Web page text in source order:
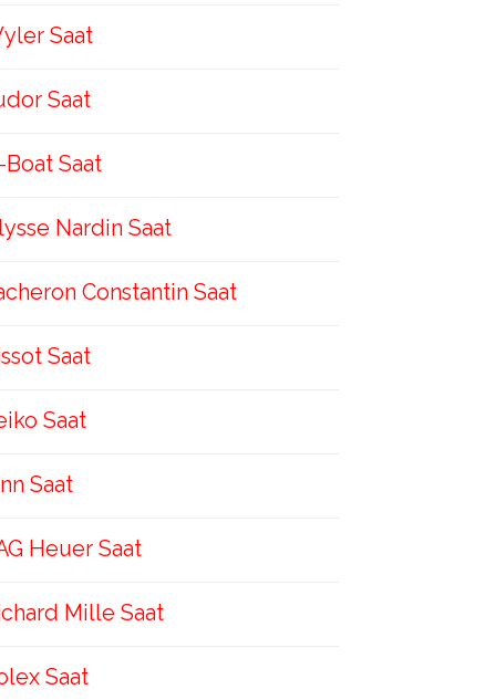
Saat
Saat
Boat Saat
Nardin Saat
Constantin Saat
Saat
Saat
Saat
Heuer Saat
Mille Saat
Saat